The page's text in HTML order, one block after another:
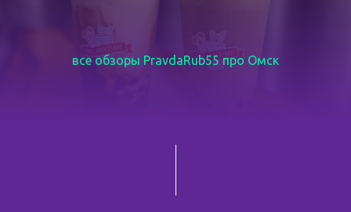
все обзоры PravdaRub55 про Омск